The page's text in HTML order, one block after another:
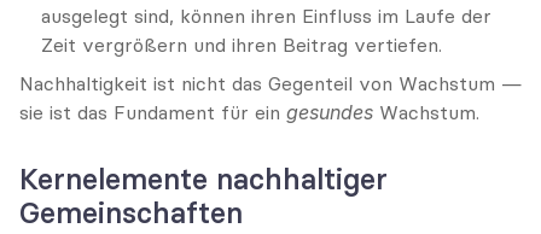
ausgelegt sind, können ihren Einfluss im Laufe der
Zeit vergrößern und ihren Beitrag vertiefen.
Nachhaltigkeit ist nicht das Gegenteil von Wachstum —
sie ist das Fundament für ein gesundes Wachstum.
Kernelemente nachhaltiger
Gemeinschaften